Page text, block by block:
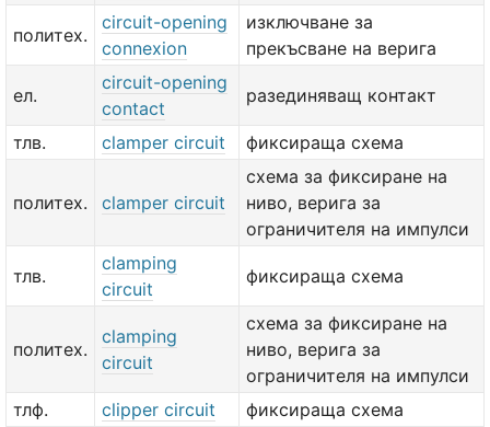
политех.
circuit-opening
connexion
изключване за
прекъсване на верига
ел.
circuit-opening
contact
разединяващ контакт
тлв. clamper circuit фиксираща схема
политех. clamper circuit
схема за фиксиране на
ниво, верига за
ограничителя на импулси
тлв.
clamping
circuit
фиксираща схема
политех.
clamping
circuit
схема за фиксиране на
ниво, верига за
ограничителя на импулси
тлф.
clipper circuit фиксираща схема